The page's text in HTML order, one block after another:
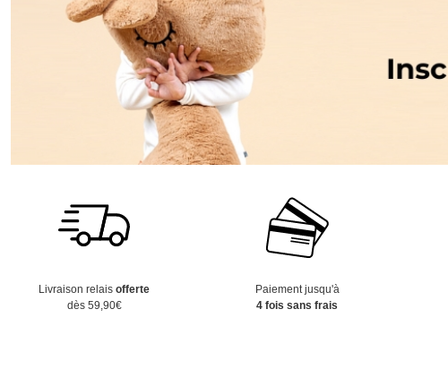
Livraison relaisofferte
dès 59,90€
Paiement jusqu'à
4 fois sans frais